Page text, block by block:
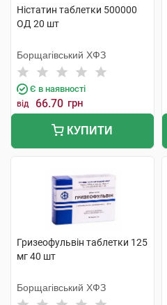
Ністатин таблетки 500000
ОД 20 шт
Борщагівський ХФЗ
Є в наявності
від 66.70 грн
КУПИТИ
Гризеофульвін таблетки 125
мг 40 шт
Борщагівський ХФЗ